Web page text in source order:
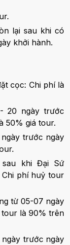
lại sau khi có
khởi hành.
cọc: Chi phí là
20 ngày trước
50% giá tour.
trước ngày
khi Đại Sứ
Chi phí huỷ tour
từ 05-07 ngày
là 90% trên
trước ngày